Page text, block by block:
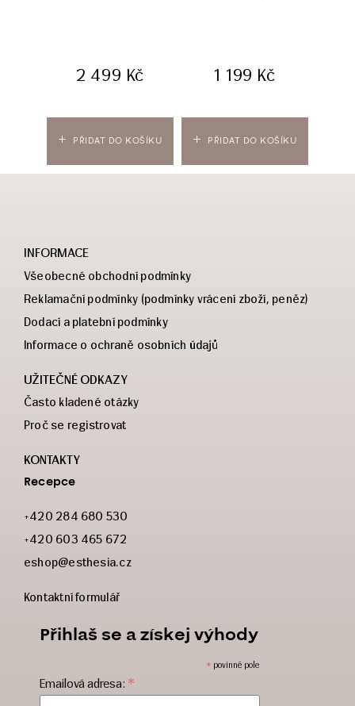
PŘIDAT DO KOŠÍKU
2 499 Kč
PŘIDAT DO KOŠÍKU
1 199 Kč
INFORMACE
Všeobecné obchodní podmínky
Reklamační podmínky (podmínky vrácení zboží, peněz)
Dodací a platební podmínky
Informace o ochraně osobních údajů
UŽITEČNÉ ODKAZY
Často kladené otázky
Proč se registrovat
KONTAKTY
Recepce
+420 284 680 530
+420 603 465 672
eshop@esthesia.cz
Kontaktní formulář
Přihlaš se a získej výhody
* povinné pole
Emailová adresa: *